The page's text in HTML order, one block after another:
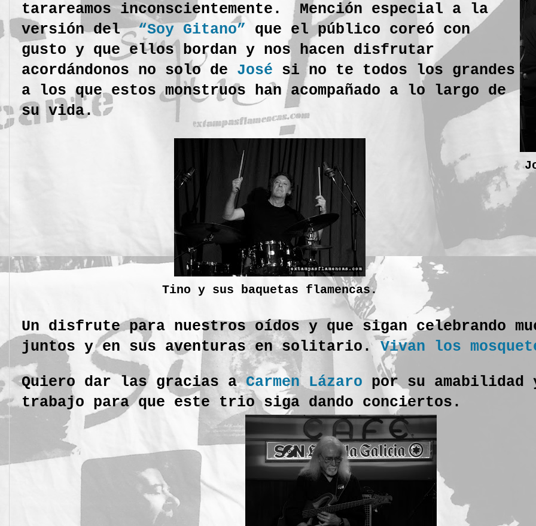
tarareamos inconscientemente. Mención especial a la
versión del “Soy Gitano” que el público coreó con
gusto y que ellos bordan y nos hacen disfrutar
acordándonos no solo de José si no te todos los grandes
a los que estos monstruos han acompañado a lo largo de
su vida.
Tino y sus baquetas flamencas.
Un disfrute para nuestros oídos y que sigan celebrando
juntos y en sus aventuras en solitario. Vivan los
Quiero dar las gracias aCarmen Lázaro por su amabilidad
trabajo para que este trio siga dando conciertos.